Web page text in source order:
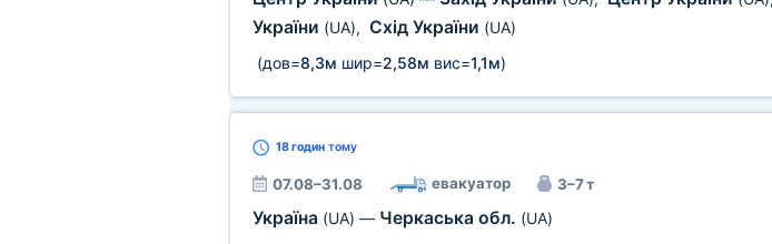
України (UA), Схід України (UA)
(дов=8,3м шир=2,58м вис=1,1м)
18 годинтому
07.08–31.08 евакуатор 3–7 т
Україна (UA) — Черкаська обл. (UA)